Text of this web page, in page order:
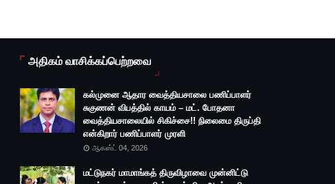
அதிகம் வாசிக்கப்பெற்றவை
கல்முனை ஆதார வைத்தியசாலை பணிப்பாளர்
சுகுணன் விபத்தில் காயம் – மட். போதனா
வைத்தியசாலையில் சிகிச்சை!! நிலைமை திருப்தி
என்கிறார் பணிப்பாளர் முரளி
ஆகஸ்ட் 04, 2026
மட்டுநகர் மாமாங்கத் திருவிழாவை முன்னிட்டு